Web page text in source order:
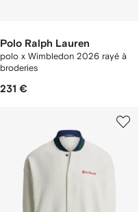
Polo Ralph Lauren
polo x Wimbledon 2026 rayé à
broderies
231 €